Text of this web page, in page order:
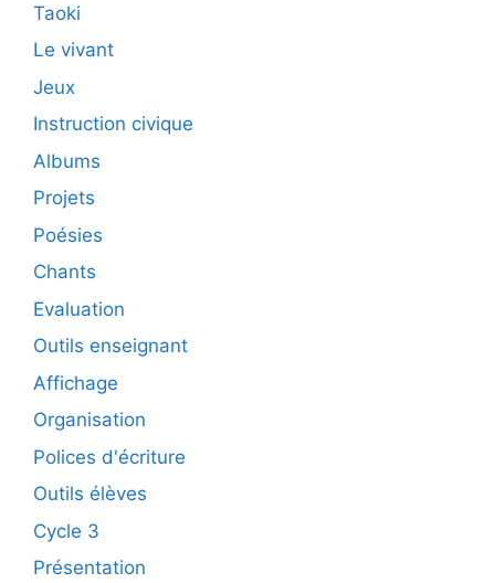
Taoki
Le vivant
Jeux
Instruction civique
Albums
Projets
Poésies
Chants
Evaluation
Outils enseignant
Affichage
Organisation
Polices d'écriture
Outils élèves
Cycle 3
Présentation